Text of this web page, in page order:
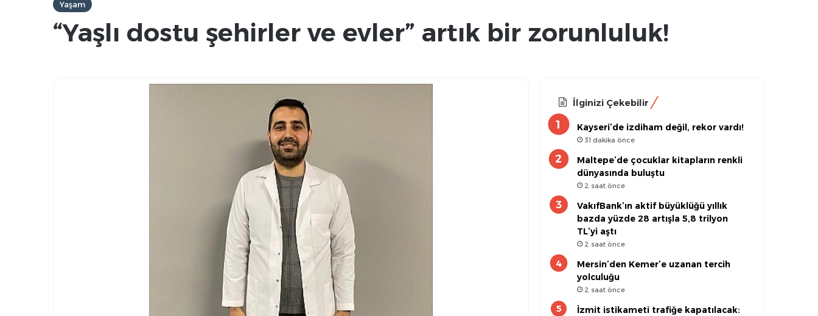
Yaşam
“Yaşlı dostu şehirler ve evler” artık bir zorunluluk!
İlginizi Çekebilir
Kayseri’de izdiham değil, rekor vardı!
31 dakika önce
Maltepe’de çocuklar kitapların renkli
dünyasında buluştu
2 saat önce
VakıfBank’ın aktif büyüklüğü yıllık
bazda yüzde 28 artışla 5,8 trilyon
TL’yi aştı
2 saat önce
Mersin’den Kemer’e uzanan tercih
yolculuğu
2 saat önce
İzmit istikameti trafiğe kapatılacak: